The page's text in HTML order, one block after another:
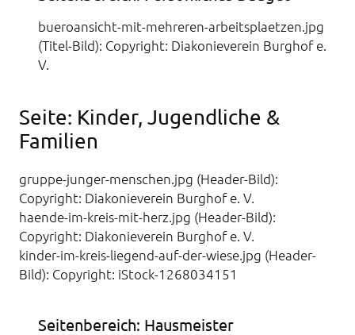
bueroansicht-mit-mehreren-arbeitsplaetzen.jpg
(Titel-Bild): Copyright: Diakonieverein Burghof e.
V.
Seite: Kinder, Jugendliche &
Familien
gruppe-junger-menschen.jpg (Header-Bild):
Copyright: Diakonieverein Burghof e. V.
haende-im-kreis-mit-herz.jpg (Header-Bild):
Copyright: Diakonieverein Burghof e. V.
kinder-im-kreis-liegend-auf-der-wiese.jpg (Header-
Bild): Copyright: iStock-1268034151
Seitenbereich: Hausmeister